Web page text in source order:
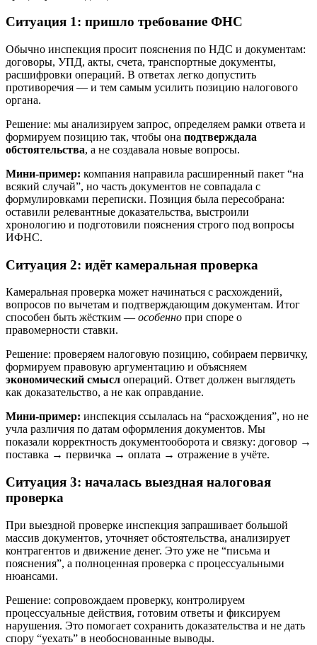
Ситуация 1: пришло требование ФНС
Обычно инспекция просит пояснения по НДС и документам:
договоры, УПД, акты, счета, транспортные документы,
расшифровки операций. В ответах легко допустить
противоречия — и тем самым усилить позицию налогового
органа.
Решение: мы анализируем запрос, определяем рамки ответа и
формируем позицию так, чтобы она подтверждала
обстоятельства, а не создавала новые вопросы.
Мини‑пример: компания направила расширенный пакет “на
всякий случай”, но часть документов не совпадала с
формулировками переписки. Позиция была пересобрана:
оставили релевантные доказательства, выстроили
хронологию и подготовили пояснения строго под вопросы
ИФНС.
Ситуация 2: идёт камеральная проверка
Камеральная проверка может начинаться с расхождений,
вопросов по вычетам и подтверждающим документам. Итог
способен быть жёстким — особенно при споре о
правомерности ставки.
Решение: проверяем налоговую позицию, собираем первичку,
формируем правовую аргументацию и объясняем
экономический смысл операций. Ответ должен выглядеть
как доказательство, а не как оправдание.
Мини‑пример: инспекция ссылалась на “расхождения”, но не
учла различия по датам оформления документов. Мы
показали корректность документооборота и связку: договор →
поставка → первичка → оплата → отражение в учёте.
Ситуация 3: началась выездная налоговая
проверка
При выездной проверке инспекция запрашивает большой
массив документов, уточняет обстоятельства, анализирует
контрагентов и движение денег. Это уже не “письма и
пояснения”, а полноценная проверка с процессуальными
нюансами.
Решение: сопровождаем проверку, контролируем
процессуальные действия, готовим ответы и фиксируем
нарушения. Это помогает сохранить доказательства и не дать
спору “уехать” в необоснованные выводы.